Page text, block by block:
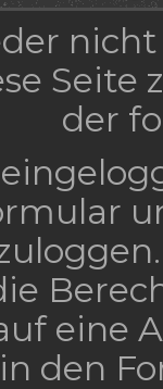
Seite
der
eine
den